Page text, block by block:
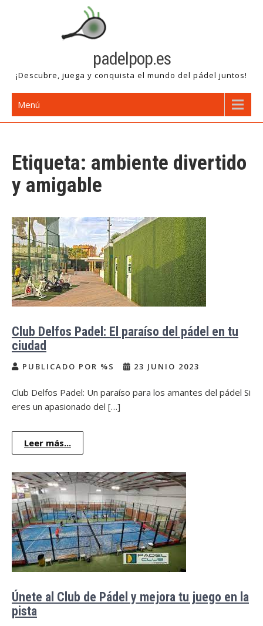
padelpop.es
¡Descubre, juega y conquista el mundo del pádel juntos!
Menú
Etiqueta: ambiente divertido
y amigable
Club Delfos Padel: El paraíso del pádel en tu
ciudad
PUBLICADO POR %S 23 JUNIO 2023
Club Delfos Padel: Un paraíso para los amantes del pádel Si
eres un apasionado del […]
Leer más...
Únete al Club de Pádel y mejora tu juego en la
pista